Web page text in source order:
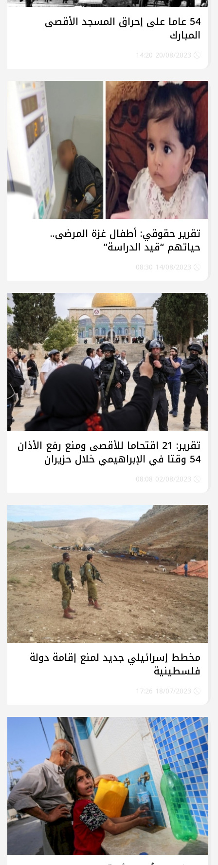
54 عاما على إحراق المسجد الأقصى
المبارك
تقرير حقوقي: أطفال غزة المرضى..
حياتهم “قيد الدراسة”
تقرير: 21 اقتحاما للأقصى ومنع رفع الأذان
54 وقتا في الإبراهيمي خلال حزيران
مخطط إسرائيلي جديد لمنع إقامة دولة
فلسطينية